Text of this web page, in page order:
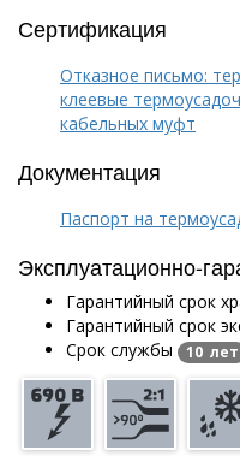
Сертификация
Отказное письмо:
клеевые
кабельных муфт
Документация
Паспорт на
Эксплуатационно-
Гарантийный срок
Гарантийный срок
Срок службы 10 лет